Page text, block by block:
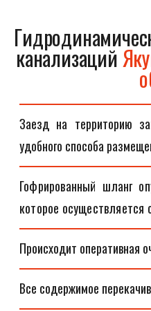
канализаций
Заезд на территорию
удобного способа
Гофрированный шланг
которое осуществляется
Происходит оперативная
Все содержимое